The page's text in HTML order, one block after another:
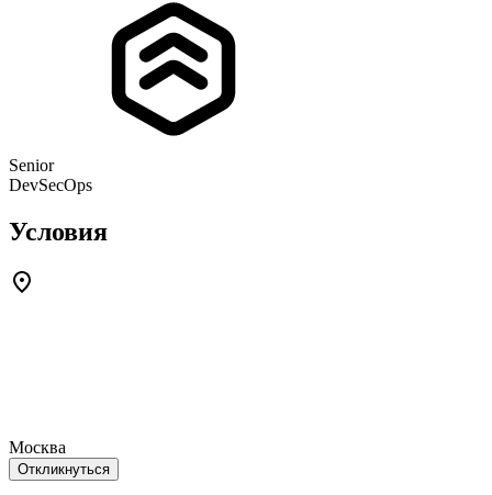
Senior
DevSecOps
Условия
Москва
Откликнуться